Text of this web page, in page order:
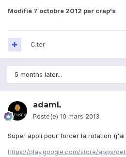
Modifié 7 octobre 2012 par crap's
Citer
5 months later...
adamL
Posté(e) 10 mars 2013
Super appli pour forcer la rotation (j'ai
https://play.google.com/store/apps/